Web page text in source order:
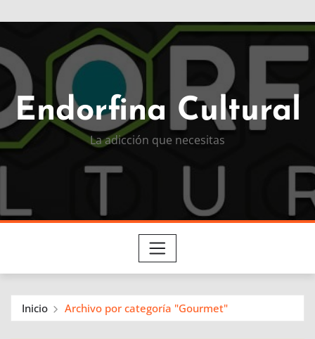
Endorfina Cultural
La adicción que necesitas
Inicio Archivo por categoría "Gourmet"